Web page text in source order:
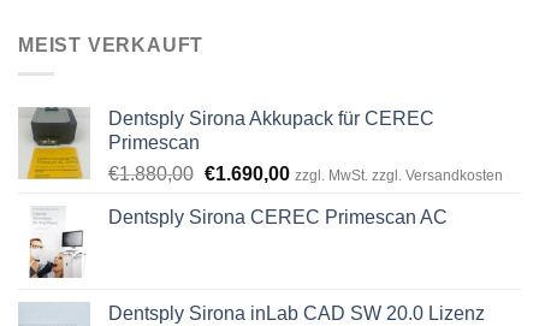
MEIST VERKAUFT
Dentsply Sirona Akkupack für CEREC
Primescan
€1.880,00 Ursprünglicher
war:
€1.690,00Aktueller
ist:
zzgl. MwSt. zzgl. Versandkosten
Dentsply Sirona CEREC Primescan AC
Dentsply Sirona inLab CAD SW 20.0 Lizenz